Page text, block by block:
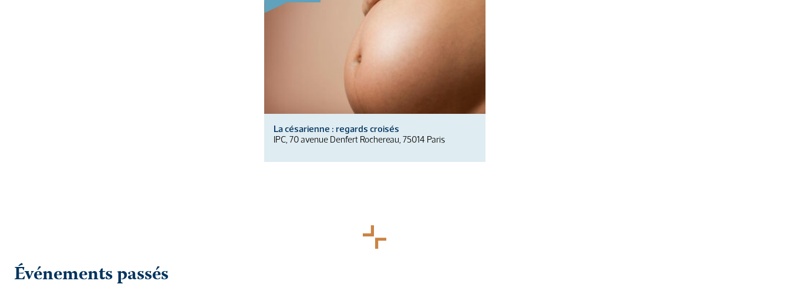
La césarienne : regards croisés
IPC, 70 avenue Denfert Rochereau, 75014 Paris
Événements passés